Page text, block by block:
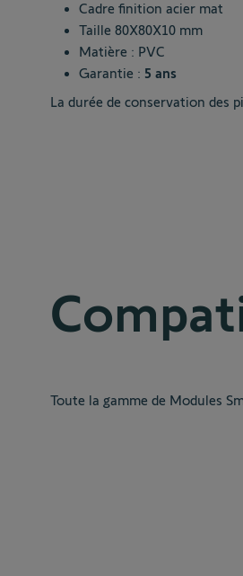
Cadre finition acier mat
Taille 80X80X10 mm
Matière : PVC
Garantie : 5 ans
La durée de conservation des
Toute la gamme de Modules